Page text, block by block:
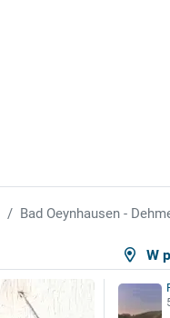
Bad Oeynhausen -
W